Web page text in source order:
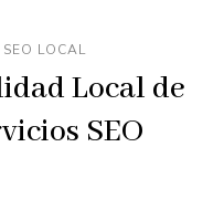
SEO LOCAL
Local de
SEO